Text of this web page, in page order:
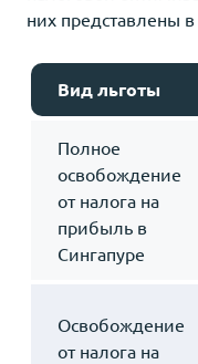
них представлены
Вид льготы
Полное
освобождение
от налога на
прибыль в
Сингапуре
Освобождение
от налога на